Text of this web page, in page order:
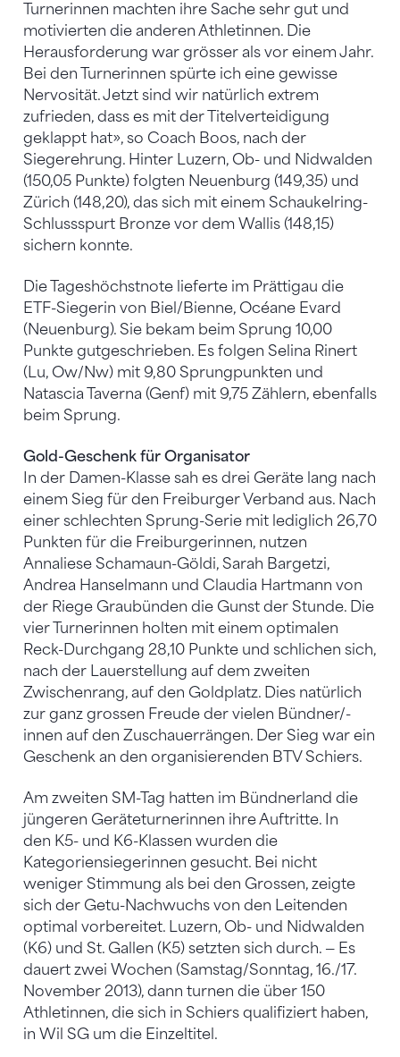
Turnerinnen machten ihre Sache sehr gut und
motivierten die anderen Athletinnen. Die
Herausforderung war grösser als vor einem Jahr.
Bei den Turnerinnen spürte ich eine gewisse
Nervosität. Jetzt sind wir natürlich extrem
zufrieden, dass es mit der Titelverteidigung
geklappt hat», so Coach Boos, nach der
Siegerehrung. Hinter Luzern, Ob- und Nidwalden
(150,05 Punkte) folgten Neuenburg (149,35) und
Zürich (148,20), das sich mit einem Schaukelring-
Schlussspurt Bronze vor dem Wallis (148,15)
sichern konnte.
Die Tageshöchstnote lieferte im Prättigau die
ETF-Siegerin von Biel/Bienne, Océane Evard
(Neuenburg). Sie bekam beim Sprung 10,00
Punkte gutgeschrieben. Es folgen Selina Rinert
(Lu, Ow/Nw) mit 9,80 Sprungpunkten und
Natascia Taverna (Genf) mit 9,75 Zählern, ebenfalls
beim Sprung.
Gold-Geschenk für Organisator
In der Damen-Klasse sah es drei Geräte lang nach
einem Sieg für den Freiburger Verband aus. Nach
einer schlechten Sprung-Serie mit lediglich 26,70
Punkten für die Freiburgerinnen, nutzen
Annaliese Schamaun-Göldi, Sarah Bargetzi,
Andrea Hanselmann und Claudia Hartmann von
der Riege Graubünden die Gunst der Stunde. Die
vier Turnerinnen holten mit einem optimalen
Reck-Durchgang 28,10 Punkte und schlichen sich,
nach der Lauerstellung auf dem zweiten
Zwischenrang, auf den Goldplatz. Dies natürlich
zur ganz grossen Freude der vielen Bündner/-
innen auf den Zuschauerrängen. Der Sieg war ein
Geschenk an den organisierenden BTV Schiers.
Am zweiten SM-Tag hatten im Bündnerland die
jüngeren Geräteturnerinnen ihre Auftritte. In
den K5- und K6-Klassen wurden die
Kategoriensiegerinnen gesucht. Bei nicht
weniger Stimmung als bei den Grossen, zeigte
sich der Getu-Nachwuchs von den Leitenden
optimal vorbereitet. Luzern, Ob- und Nidwalden
(K6) und St. Gallen (K5) setzten sich durch. — Es
dauert zwei Wochen (Samstag/Sonntag, 16./17.
November 2013), dann turnen die über 150
Athletinnen, die sich in Schiers qualifiziert haben,
in Wil SG um die Einzeltitel.